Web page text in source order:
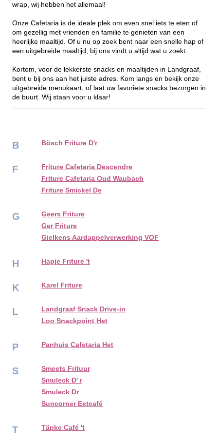
wrap, wij hebben het allemaal!
Onze Cafetaria is de ideale plek om even snel iets te eten of
om gezellig met vrienden en familie te genieten van een
heerlijke maaltijd. Of u nu op zoek bent naar een snelle hap of
een uitgebreide maaltijd, bij ons vindt u altijd wat u zoekt.
Kortom, voor de lekkerste snacks en maaltijden in Landgraaf,
bent u bij ons aan het juiste adres. Kom langs en bekijk onze
uitgebreide menukaart, of laat uw favoriete snacks bezorgen in
de buurt. Wij staan voor u klaar!
B Bösch Friture D'r
F
Friture Cafetaria Descendre
Friture Cafetaria Oud Waubach
Friture Smickel De
G
Geers Friture
Ger Friture
Gielkens Aardappelverwerking VOF
H Hapje Friture 't
K Karel Friture
L
Landgraaf Snack Drive-in
Loo Snackpoint Het
P Panhuis Cafetaria Het
S
Smeets Frituur
Smuleck D' r
Smuleck Dr
Suncorner Eetcafé
T Täpke Café 't